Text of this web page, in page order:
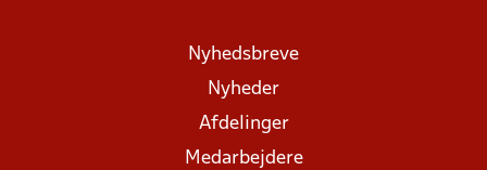
Nyhedsbreve
Nyheder
Afdelinger
Medarbejdere